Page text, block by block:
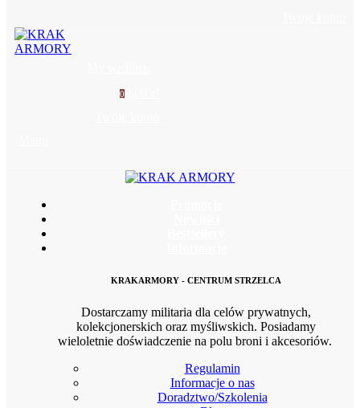
00,00 zł
KRAKARMORY - CENTRUM STRZELCA
Dostarczamy militaria dla celów prywatnych,
kolekcjonerskich oraz myśliwskich. Posiadamy
wieloletnie doświadczenie na polu broni i akcesoriów.
Regulamin
Informacje o nas
Doradztwo/Szkolenia